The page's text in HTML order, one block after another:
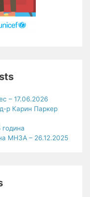
– 17.06.2026
р Карин Паркер
МНЗА – 26.12.2025